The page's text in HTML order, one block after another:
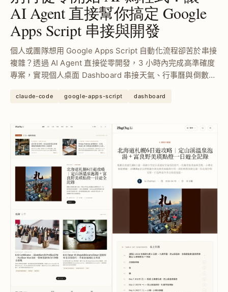
AI Agent 直接幫你搞定 Google
Apps Script 串接與開發
個人或團隊想用 Google Apps Script 自動化流程卻苦於串接
複雜？透過 AI Agent 直接從零開發，3 小時內完成高準確度
專案，實現個人桌面 Dashboard 串接天氣、行事曆與倒數日
claude-code google-apps-script dashboard